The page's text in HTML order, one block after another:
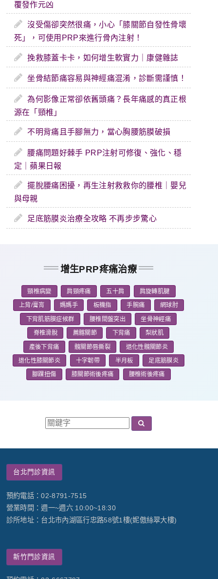
覆發作元凶
沒受傷卻突然很痛，小心「膝關節自發性骨壞
死」，可使用PRP來進行骨內注射！
挽救膝蓋卡卡，如何增生軟實力｜康健雜誌
坐骨結節痛容易與神經痛混淆，診斷需謹慎！
為何影像正常卻依舊頭痛？長年痛感的真正根
源在「頸椎」
不明背痛且手腳無力，當心胸腰筋膜破損
腰痛問題好棘手 PRP注射可修復、強化、穩
定｜蘋果日報
擺脫腰痛困擾，再生注射救救你的腰椎｜嬰兒
與母親
足底筋膜炎治療全攻略 不再步步驚心
增生PRP疼痛治療
頸椎病變 肩頸疼痛 五十肩 肩旋轉肌腱
上背/膏肓 媽媽手 板機指 手腕痛 網球肘
下背肌筋膜症候群 腰椎間盤突出 坐骨神經痛
脊椎滑脫 薦髂關節 下背痛 梨狀肌
產後下背痛 髖關節唇撕裂 退化性髖關節炎
退化性膝關節炎 十字韌帶 半月板 足底筋膜炎
腳踝扭傷 膝關節術後疼痛 腰椎術後疼痛
台北門診資訊
預約電話：02-8791-7515
營業時間：週一~週六 10:00~18:30
診所地址：台北市內湖區行忠路58號1樓(妮傲絲翠大樓)
新竹門診資訊